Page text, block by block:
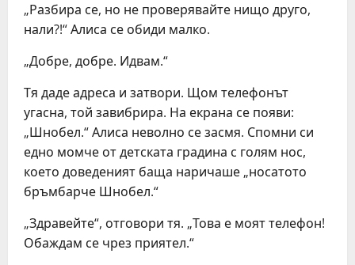
„Разбира се, но не проверявайте нищо друго,
нали?!“ Алиса се обиди малко.
„Добре, добре. Идвам.“
Тя даде адреса и затвори. Щом телефонът
угасна, той завибрира. На екрана се появи:
„Шнобел.“ Алиса неволно се засмя. Спомни си
едно момче от детската градина с голям нос,
което доведеният баща наричаше „носатото
бръмбарче Шнобел.“
„Здравейте“, отговори тя. „Това е моят телефон!
Обаждам се чрез приятел.“